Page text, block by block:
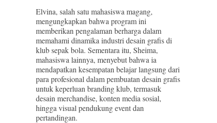
Elvina, salah satu mahasiswa magang,
mengungkapkan bahwa program ini
memberikan pengalaman berharga dalam
memahami dinamika industri desain grafis di
klub sepak bola. Sementara itu, Sheima,
mahasiswa lainnya, menyebut bahwa ia
mendapatkan kesempatan belajar langsung dari
para profesional dalam pembuatan desain grafis
untuk keperluan branding klub, termasuk
desain merchandise, konten media sosial,
hingga visual pendukung event dan
pertandingan.